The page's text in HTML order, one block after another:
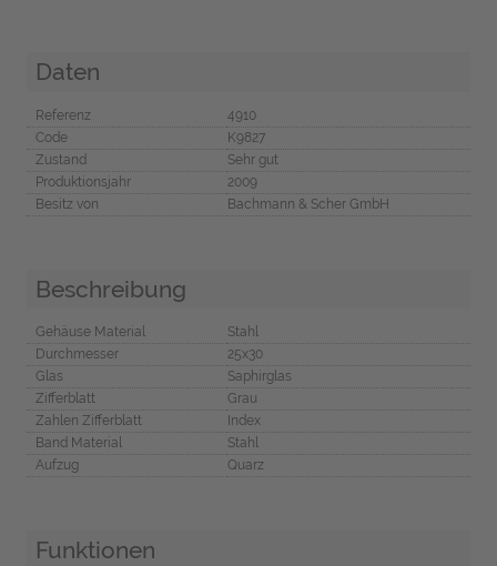
Daten
Referenz
4910
Code
K9827
Zustand
Sehr gut
Produktionsjahr
2009
Besitz von
Bachmann & Scher GmbH
Beschreibung
Gehäuse Material
Stahl
Durchmesser
25x30
Glas
Saphirglas
Zifferblatt
Grau
Zahlen Zifferblatt
Index
Band Material
Stahl
Aufzug
Quarz
Funktionen